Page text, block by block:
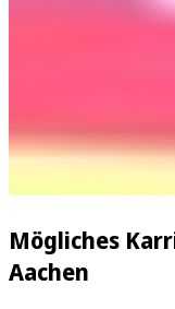
Mögliches
Aachen